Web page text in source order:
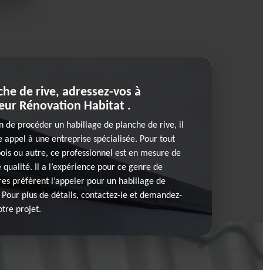
de rive, adressez-vos à
Rénovation Habitat .
de procéder un habillage de planche de rive, il
à une entreprise spécialisée. Pour tout
ou autre, ce professionnel est en mesure de
Il a l’expérience pour ce genre de
préfèrent l’appeler pour un habillage de
plus de détails, contactez-le et demandez-
projet.